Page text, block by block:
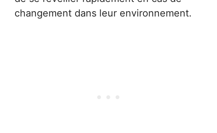
changement dans leur environnement.